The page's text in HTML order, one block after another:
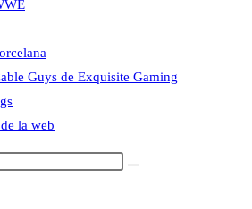
Guys de Exquisite Gaming
la web